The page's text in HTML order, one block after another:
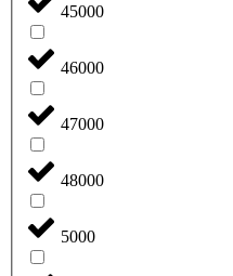
45000
46000
47000
48000
5000